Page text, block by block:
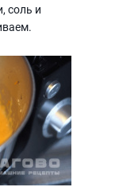
соль и